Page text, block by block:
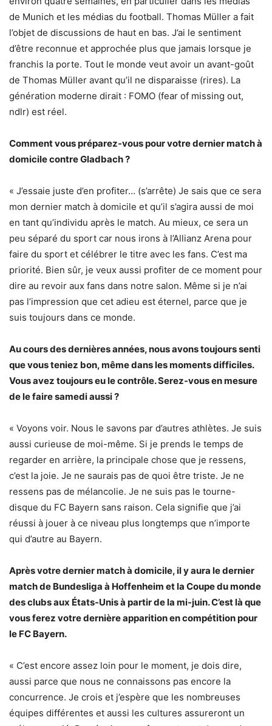
de Munich et les médias du football. Thomas Müller a fait
l’objet de discussions de haut en bas. J’ai le sentiment
d’être reconnue et approchée plus que jamais lorsque je
franchis la porte. Tout le monde veut avoir un avant-goût
de Thomas Müller avant qu’il ne disparaisse (rires). La
génération moderne dirait : FOMO (fear of missing out,
ndlr) est réel.
Comment vous préparez-vous pour votre dernier match à
domicile contre Gladbach ?
« J’essaie juste d’en profiter… (s’arrête) Je sais que ce sera
mon dernier match à domicile et qu’il s’agira aussi de moi
en tant qu’individu après le match. Au mieux, ce sera un
peu séparé du sport car nous irons à l’Allianz Arena pour
faire du sport et célébrer le titre avec les fans. C’est ma
priorité. Bien sûr, je veux aussi profiter de ce moment pour
dire au revoir aux fans dans notre salon. Même si je n’ai
pas l’impression que cet adieu est éternel, parce que je
suis toujours dans ce monde.
Au cours des dernières années, nous avons toujours senti
que vous teniez bon, même dans les moments difficiles.
Vous avez toujours eu le contrôle. Serez-vous en mesure
de le faire samedi aussi ?
« Voyons voir. Nous le savons par d’autres athlètes. Je suis
aussi curieuse de moi-même. Si je prends le temps de
regarder en arrière, la principale chose que je ressens,
c’est la joie. Je ne saurais pas de quoi être triste. Je ne
ressens pas de mélancolie. Je ne suis pas le tourne-
disque du FC Bayern sans raison. Cela signifie que j’ai
réussi à jouer à ce niveau plus longtemps que n’importe
qui d’autre au Bayern.
Après votre dernier match à domicile, il y aura le dernier
match de Bundesliga à Hoffenheim et la Coupe du monde
des clubs aux États-Unis à partir de la mi-juin. C’est là que
vous ferez votre dernière apparition en compétition pour
le FC Bayern.
« C’est encore assez loin pour le moment, je dois dire,
aussi parce que nous ne connaissons pas encore la
concurrence. Je crois et j’espère que les nombreuses
équipes différentes et aussi les cultures assureront un